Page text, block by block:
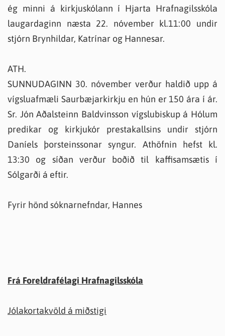
ég minni á kirkjuskólann í Hjarta Hrafnagilsskóla
laugardaginn næsta 22. nóvember kl.11:00 undir
stjórn Brynhildar, Katrínar og Hannesar.
ATH.
SUNNUDAGINN 30. nóvember verður haldið upp á
vígsluafmæli Saurbæjarkirkju en hún er 150 ára í ár.
Sr. Jón Aðalsteinn Baldvinsson vígslubiskup á Hólum
predikar og kirkjukór prestakallsins undir stjórn
Daníels þorsteinssonar syngur. Athöfnin hefst kl.
13:30 og síðan verður boðið til kaffisamsætis í
Sólgarði á eftir.
Fyrir hönd sóknarnefndar, Hannes
Frá Foreldrafélagi Hrafnagilsskóla
Jólakortakvöld á miðstigi